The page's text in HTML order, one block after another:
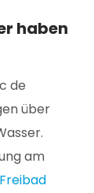
haben
de
über
am
Freibad